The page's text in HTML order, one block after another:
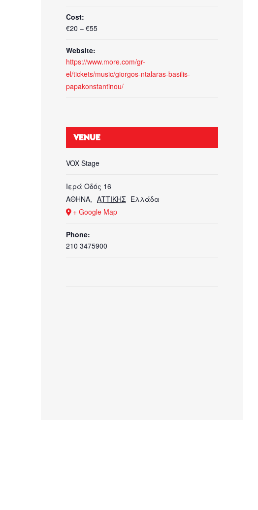
Cost:
€20 – €55
Website:
https://www.more.com/gr-
el/tickets/music/giorgos-ntalaras-basilis-
papakonstantinou/
VENUE
VOX Stage
Ιερά Οδός 16
ΑΘΗΝΑ, ΑΤΤΙΚΗΣ Ελλάδα
+ Google Map
Phone:
210 3475900